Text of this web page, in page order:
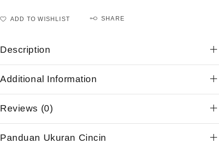
ADD TO WISHLIST SHARE
Description
Additional Information
Reviews (0)
Panduan Ukuran Cincin